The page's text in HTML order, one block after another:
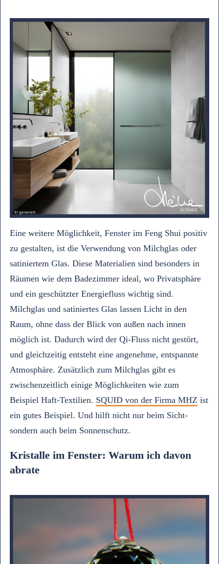
Eine weitere Möglichkeit, Fenster im Feng Shui positiv
zu gestalten, ist die Verwendung von Milchglas oder
satiniertem Glas. Diese Materialien sind besonders in
Räumen wie dem Badezimmer ideal, wo Privatsphäre
und ein geschützter Energiefluss wichtig sind.
Milchglas und satiniertes Glas lassen Licht in den
Raum, ohne dass der Blick von außen nach innen
möglich ist. Dadurch wird der Qi-Fluss nicht gestört,
und gleichzeitig entsteht eine angenehme, entspannte
Atmosphäre. Zusätzlich zum Milchglas gibt es
zwischenzeitlich einige Möglichkeiten wie zum
Beispiel Haft-Textilien. SQUID von der Firma MHZ ist
ein gutes Beispiel. Und hilft nicht nur beim Sicht-
sondern auch beim Sonnenschutz.
Kristalle im Fenster: Warum ich davon
abrate